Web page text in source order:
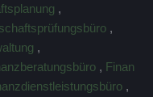
,
,
,
, Finan
,